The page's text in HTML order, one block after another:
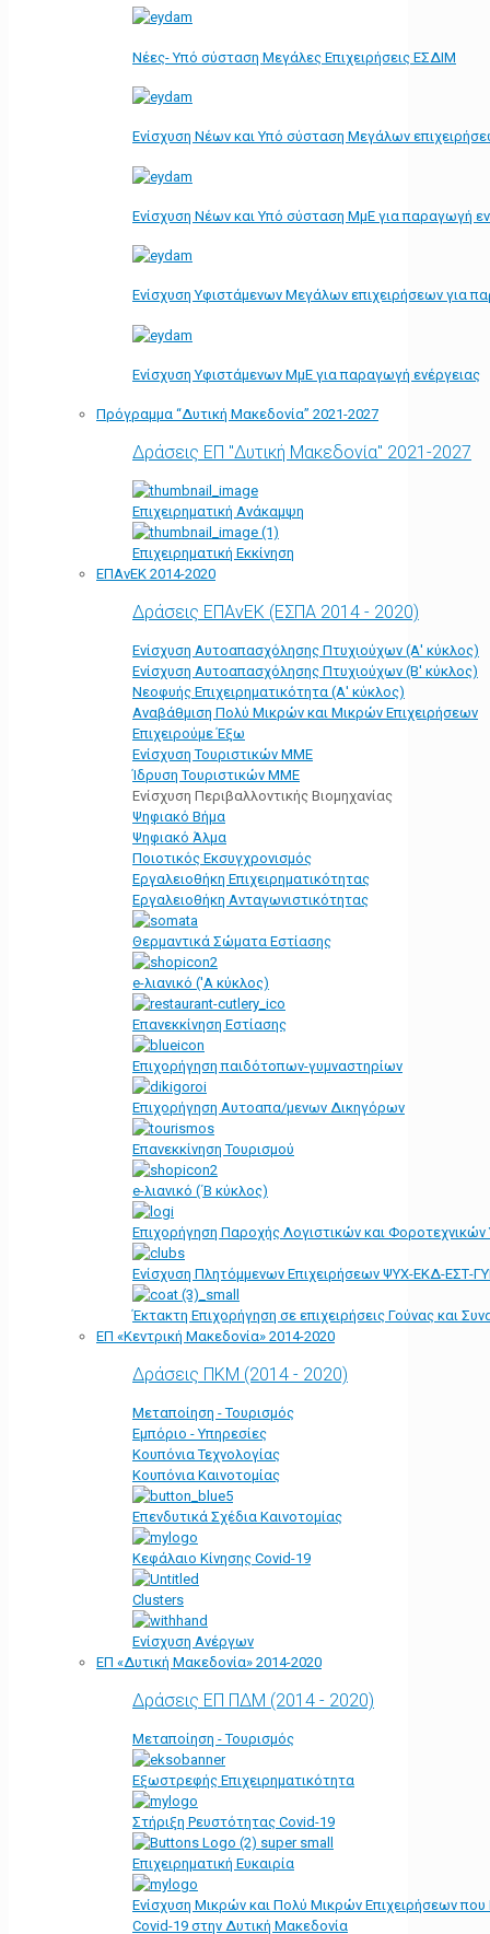
Νέες- Υπό σύσταση Μεγάλες Επιχειρήσεις ΕΣΔΙΜ
Ενίσχυση Νέων και Υπό σύσταση Μεγάλων
Ενίσχυση Νέων και Υπό σύσταση ΜμΕ για παραγωγή
Ενίσχυση Υφιστάμενων Μεγάλων επιχειρήσεων για
Ενίσχυση Υφιστάμενων ΜμΕ για παραγωγή ενέργειας
Πρόγραμμα “Δυτική Μακεδονία” 2021-2027
Δράσεις ΕΠ "Δυτική Μακεδονία" 2021-2027
Επιχειρηματική Ανάκαμψη
Επιχειρηματική Εκκίνηση
ΕΠΑνΕΚ 2014-2020
Δράσεις ΕΠΑνΕΚ (ΕΣΠΑ 2014 - 2020)
Ενίσχυση Αυτοαπασχόλησης Πτυχιούχων (Α' κύκλος)
Ενίσχυση Αυτοαπασχόλησης Πτυχιούχων (Β' κύκλος)
Νεοφυής Επιχειρηματικότητα (Α' κύκλος)
Αναβάθμιση Πολύ Μικρών και Μικρών Επιχειρήσεων
Επιχειρούμε Έξω
Ενίσχυση Τουριστικών ΜΜΕ
Ίδρυση Τουριστικών ΜΜΕ
Ενίσχυση Περιβαλλοντικής Βιομηχανίας
Ψηφιακό Βήμα
Ψηφιακό Άλμα
Ποιοτικός Εκσυγχρονισμός
Εργαλειοθήκη Eπιχειρηματικότητας
Εργαλειοθήκη Ανταγωνιστικότητας
Θερμαντικά Σώματα Εστίασης
e-λιανικό ('Α κύκλος)
Επανεκκίνηση Εστίασης
Επιχορήγηση παιδότοπων-γυμναστηρίων
Επιχορήγηση Αυτοαπα/μενων Δικηγόρων
Επανεκκίνηση Τουρισμού
e-λιανικό (΄Β κύκλος)
Επιχορήγηση Παροχής Λογιστικών και
Ενίσχυση Πλητόμμενων Επιχειρήσεων ΨΥΧ-ΕΚΔ-ΕΣΤ-
Έκτακτη Επιχορήγηση σε επιχειρήσεις Γούνας και
ΕΠ «Kεντρική Μακεδονία» 2014-2020
Δράσεις ΠΚΜ (2014 - 2020)
Μεταποίηση - Τουρισμός
Εμπόριο - Υπηρεσίες
Κουπόνια Τεχνολογίας
Κουπόνια Καινοτομίας
Επενδυτικά Σχέδια Καινοτομίας
Κεφάλαιο Κίνησης Covid-19
Clusters
Ενίσχυση Ανέργων
ΕΠ «Δυτική Μακεδονία» 2014-2020
Δράσεις ΕΠ ΠΔΜ (2014 - 2020)
Μεταποίηση - Τουρισμός
Εξωστρεφής Επιχειρηματικότητα
Στήριξη Ρευστότητας Covid-19
Επιχειρηματική Ευκαιρία
Ενίσχυση Μικρών και Πολύ Μικρών Επιχειρήσεων
Covid-19 στην Δυτική Μακεδονία